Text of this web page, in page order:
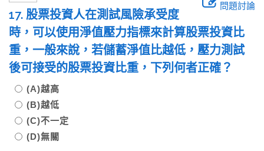
問題討論
17. 股票投資人在測試風險承受度
時，可以使用淨值壓力指標來計算股票投資比
重，一般來說，若儲蓄淨值比越低，壓力測試
後可接受的股票投資比重，下列何者正確？
(A)越高
(B)越低
(C)不一定
(D)無關